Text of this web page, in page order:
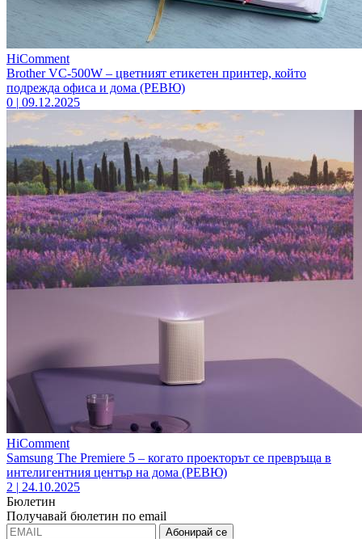
HiComment
Brother VC-500W – цветният етикетен принтер, който
подрежда офиса и дома (РЕВЮ)
0 | 09.12.2025
HiComment
Samsung The Premiere 5 – когато проекторът се превръща в
интелигентния център на дома (РЕВЮ)
2 | 24.10.2025
Бюлетин
Получавай бюлетин по email